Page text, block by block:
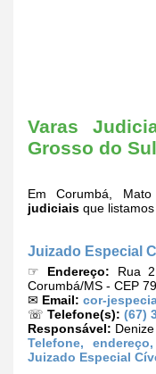
Varas
Grosso do Sul
Em Corumbá,
judiciais que
Juizado Especial
☞ Endereço: Rua
Corumbá/MS - CEP
✉ Email: cor-
☏ Telefone(s): (67)
Responsável:
Telefone,
Juizado Especial